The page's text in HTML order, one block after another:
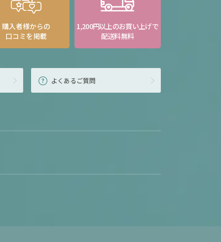
購入者様からの
口コミを掲載
1,200円以上のお買い上げで
配送料無料
よくあるご質問